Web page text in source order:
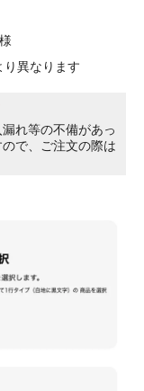
異なります
れ等の不備があっ
で、ご注文の際は